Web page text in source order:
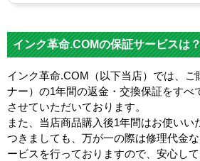
インク革命.COMの保証サービスは
インク革命.COM（以下当店）では、ご
ナー）の1年間の返金・交換保証をすべ
させていただいております。
また、当店商品購入後1年間はお使いい
つきましても、万が一の際は修理代金
ービスを行っておりますので、安心し